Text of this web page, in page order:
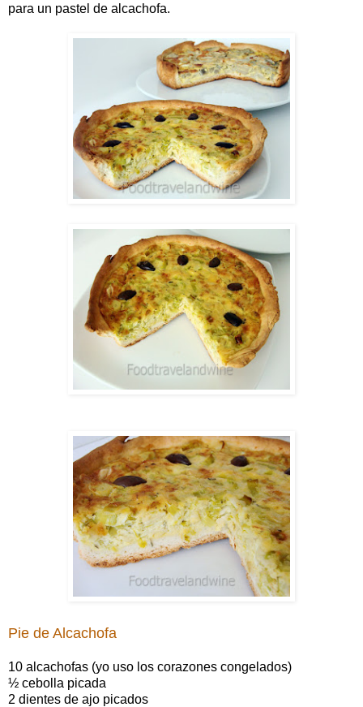
para un pastel de alcachofa.
Pie de Alcachofa
10 alcachofas (yo uso los corazones congelados)
½ cebolla picada
2 dientes de ajo picados